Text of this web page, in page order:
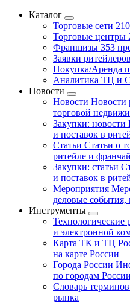
Каталог
Торговые сети
Торговые центры
Франшизы 353
Заявки ритейлеров
Покупка/Аренда
Аналитика ТЦ и
Новости
Новости Новости
торговой
Закупки: новости
и поставок в
Статьи Статьи о
ритейле и
Закупки: статьи
и поставок в
Мероприятия
деловые события,
Инструменты
Технологические
и электронной
Карта ТК и ТЦ
на карте России
Города России
по городам России
Словарь терминов
рынка